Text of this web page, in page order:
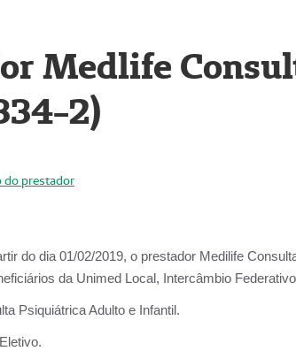
Medlife
2)
do prestador
do dia 01/02/2019, o prestador Medilife
da Unimed Local, Intercâmbio
Psiquiátrica Adulto e Infantil.
Eletivo.